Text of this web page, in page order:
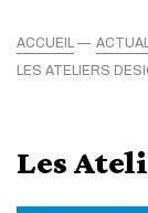
ACCUEIL
LES ATELIERS
Les